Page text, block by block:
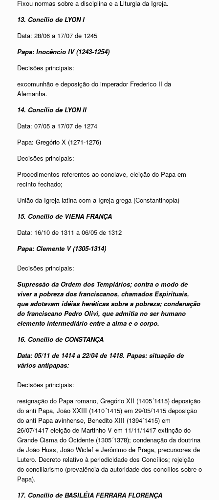
Fixou normas sobre a disciplina e a Liturgia da Igreja.
13. Concílio de LYON I
Data: 28/06 a 17/07 de 1245
Papa: Inocêncio IV (1243-1254)
Decisões principais:
excomunhão e deposição do imperador Frederico II da
Alemanha.
14. Concílio de LYON II
Data: 07/05 a 17/07 de 1274
Papa: Gregório X (1271-1276)
Decisões principais:
Procedimentos referentes ao conclave, eleição do Papa em
recinto fechado;
União da Igreja latina com a Igreja grega (Constantinopla)
15. Concílio de VIENA FRANÇA
Data: 16/10 de 1311 a 06/05 de 1312
Papa: Clemente V (1305-1314)
Decisões principais:
Supressão da Ordem dos Templários; contra o modo de
viver a pobreza dos franciscanos, chamados Espirituais,
que adotavam idéias heréticas sobre a pobreza; condenação
do franciscano Pedro Olivi, que admitia no ser humano
elemento intermediário entre a alma e o corpo.
16. Concílio de CONSTANÇA
Data: 05/11 de 1414 a 22/04 de 1418. Papas: situação de
vários antipapas:
Decisões principais:
resignação do Papa romano, Gregório XII (1405´1415) deposição
do anti Papa, João XXIII (1410´1415) em 29/05/1415 deposição
do anti Papa avinhense, Benedito XIII (1394´1415) em
26/07/1417 eleição de Martinho V em 11/11/1417 extinção do
Grande Cisma do Ocidente (1305´1378); condenação da doutrina
de João Huss, João Wiclef e Jerônimo de Praga, precursores de
Lutero. Decreto relativo à periodicidade dos Concílios; rejeição
do conciliarismo (prevalência da autoridade dos concílios sobre o
Papa).
17. Concílio de BASILÉIA FERRARA FLORENÇA